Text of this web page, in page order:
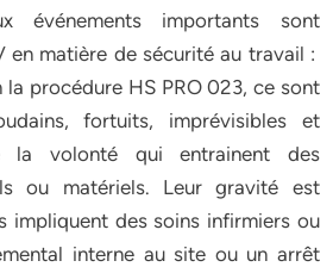
événements importants sont
en matière de sécurité au travail :
la procédure HS PRO 023, ce sont
fortuits, imprévisibles et
la volonté qui entrainent des
ou matériels. Leur gravité est
impliquent des soins infirmiers ou
interne au site ou un arrêt